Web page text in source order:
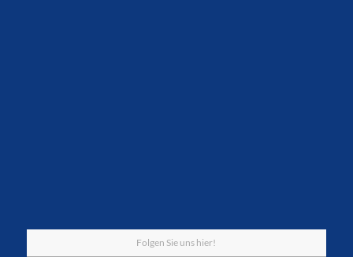
Folgen Sie uns hier!